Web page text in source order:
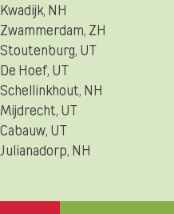
Kwadijk, NH
Zwammerdam, ZH
Stoutenburg, UT
De Hoef, UT
Schellinkhout, NH
Mijdrecht, UT
Cabauw, UT
Julianadorp, NH